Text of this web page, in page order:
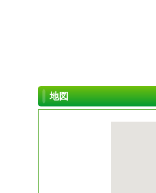
地図